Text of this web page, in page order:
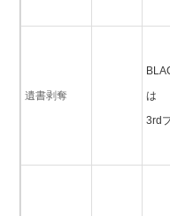
遺書剥奪 は
3rd